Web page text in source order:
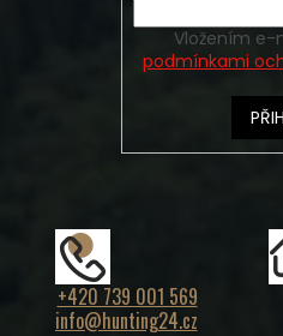
podmínkami
+420 739 001 569
info@hunting24.cz